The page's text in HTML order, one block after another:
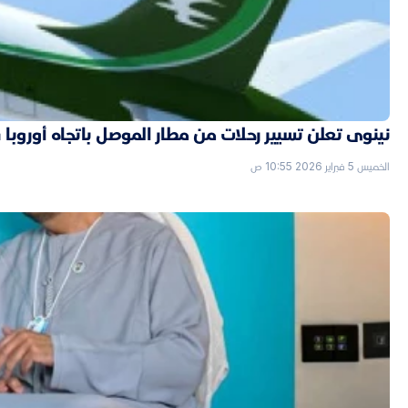
نينوى تعلن تسيير رحلات من مطار الموصل باتجاه أوروبا
الخميس 5 فبراير 2026 10:55 ص